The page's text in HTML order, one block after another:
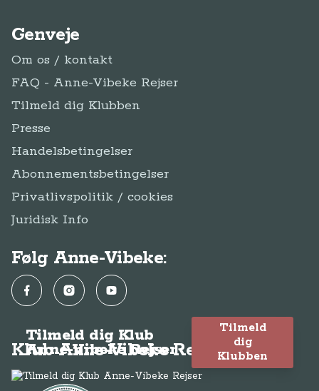
Genveje
Om os / kontakt
FAQ - Anne-Vibeke Rejser
Tilmeld dig Klubben
Presse
Handelsbetingelser
Abonnementsbetingelser
Privatlivspolitik / cookies
Juridisk Info
Følg Anne-Vibeke:
FacebookInstagramYouTube
Klub Anne-Vibeke Rejser
Tilmeld dig Klub
Anne-Vibeke Rejser
Tilmeld
dig
Klubben